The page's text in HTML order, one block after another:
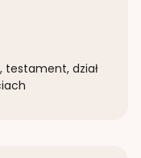
testament, dział